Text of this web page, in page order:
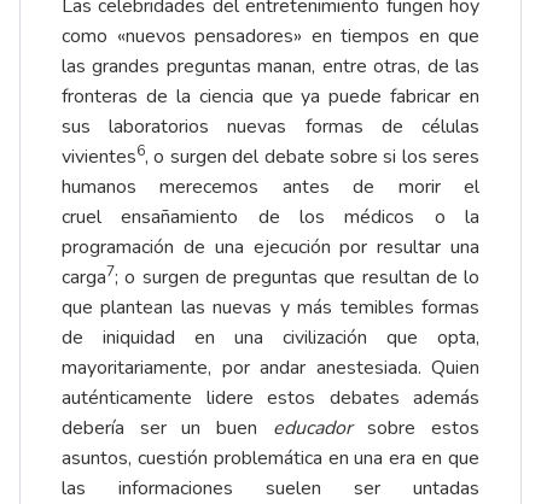
Las celebridades del entretenimiento fungen hoy
como «nuevos pensadores» en tiempos en que
las grandes preguntas manan, entre otras, de las
fronteras de la ciencia que ya puede fabricar en
sus laboratorios nuevas formas de células
vivientes6, o surgen del debate sobre si los seres
humanos merecemos antes de morir el
cruel ensañamiento de los médicos o la
programación de una ejecución por resultar una
carga7; o surgen de preguntas que resultan de lo
que plantean las nuevas y más temibles formas
de iniquidad en una civilización que opta,
mayoritariamente, por andar anestesiada. Quien
auténticamente lidere estos debates además
debería ser un buen educadorsobre estos
asuntos, cuestión problemática en una era en que
las informaciones suelen ser untadas